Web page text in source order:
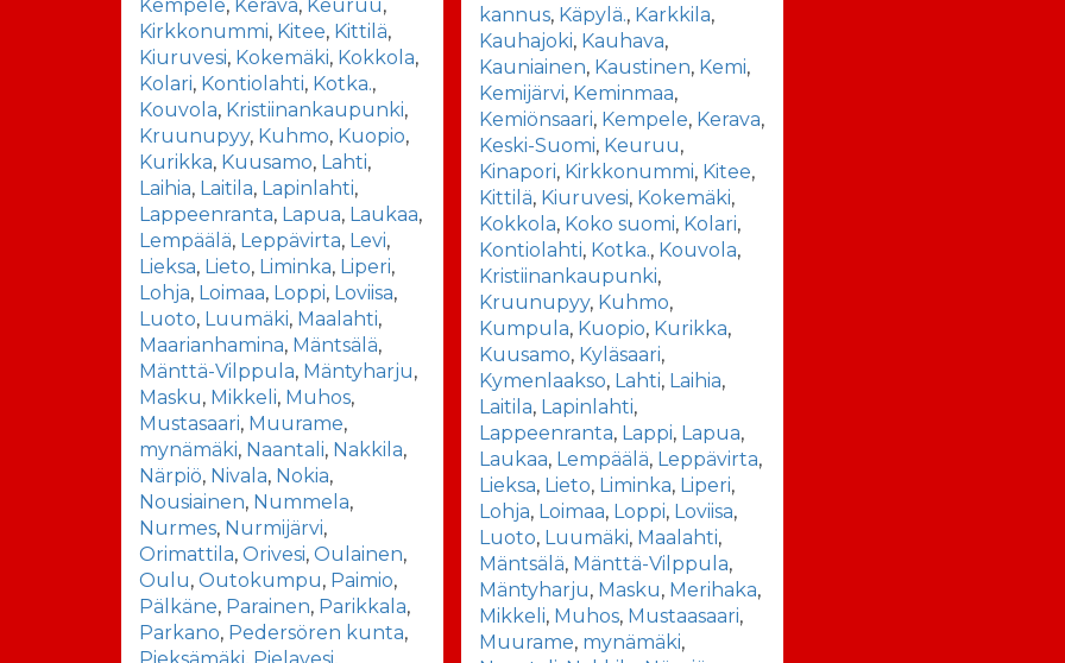
Kempele, Kerava, Keuruu,
Kirkkonummi, Kitee, Kittilä,
Kiuruvesi, Kokemäki, Kokkola,
Kolari, Kontiolahti, Kotka.,
Kouvola, Kristiinankaupunki,
Kruunupyy, Kuhmo, Kuopio,
Kurikka, Kuusamo, Lahti,
Laihia, Laitila, Lapinlahti,
Lappeenranta, Lapua, Laukaa,
Lempäälä, Leppävirta, Levi,
Lieksa, Lieto, Liminka, Liperi,
Lohja, Loimaa, Loppi, Loviisa,
Luoto, Luumäki, Maalahti,
Maarianhamina, Mäntsälä,
Mänttä-Vilppula, Mäntyharju,
Masku, Mikkeli, Muhos,
Mustasaari, Muurame,
mynämäki, Naantali, Nakkila,
Närpiö, Nivala, Nokia,
Nousiainen, Nummela,
Nurmes, Nurmijärvi,
Orimattila, Orivesi, Oulainen,
Oulu, Outokumpu, Paimio,
Pälkäne, Parainen, Parikkala,
Parkano, Pedersören kunta,
kannus, Käpylä., Karkkila,
Kauhajoki, Kauhava,
Kauniainen, Kaustinen, Kemi,
Kemijärvi, Keminmaa,
Kemiönsaari, Kempele, Kerava,
Keski-Suomi, Keuruu,
Kinapori, Kirkkonummi, Kitee,
Kittilä, Kiuruvesi, Kokemäki,
Kokkola, Koko suomi, Kolari,
Kontiolahti, Kotka., Kouvola,
Kristiinankaupunki,
Kruunupyy, Kuhmo,
Kumpula, Kuopio, Kurikka,
Kuusamo, Kyläsaari,
Kymenlaakso, Lahti, Laihia,
Laitila, Lapinlahti,
Lappeenranta, Lappi, Lapua,
Laukaa, Lempäälä, Leppävirta,
Lieksa, Lieto, Liminka, Liperi,
Lohja, Loimaa, Loppi, Loviisa,
Luoto, Luumäki, Maalahti,
Mäntsälä, Mänttä-Vilppula,
Mäntyharju, Masku, Merihaka,
Mikkeli, Muhos, Mustaasaari,
Muurame, mynämäki,